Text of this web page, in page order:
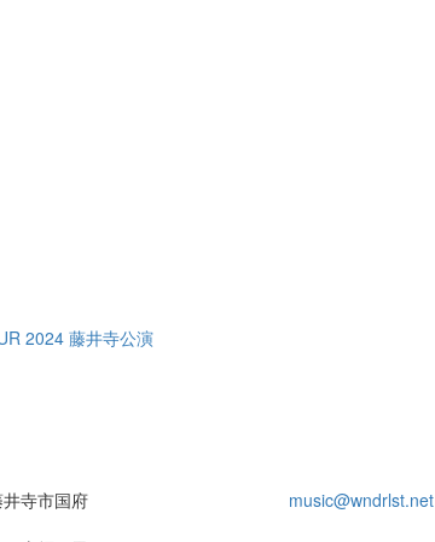
2024 藤井寺公演
寺市国府
music@wndrlst.net